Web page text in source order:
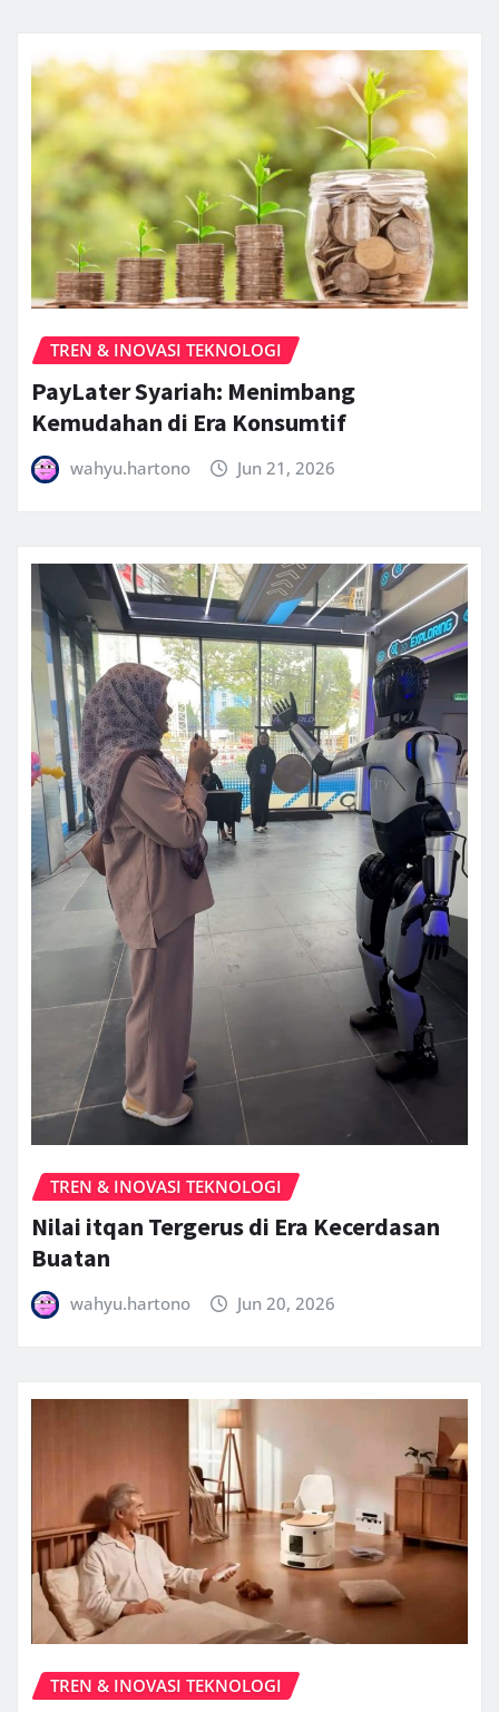
TREN & INOVASI TEKNOLOGI
PayLater Syariah: Menimbang
Kemudahan di Era Konsumtif
wahyu.hartono Jun 21, 2026
TREN & INOVASI TEKNOLOGI
Nilai itqan Tergerus di Era Kecerdasan
Buatan
wahyu.hartono Jun 20, 2026
TREN & INOVASI TEKNOLOGI